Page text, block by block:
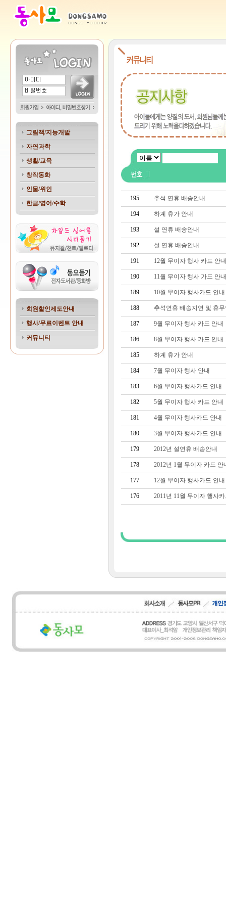
그림책/지능개발
자연과학
생활/교육
창작동화
인물/위인
한글/영어/수학
회원할인제도안내
행사/무료이벤트 안내
커뮤니티
195 추석 연휴 배송안내
194 하계 휴가 안내
193 설 연휴 배송안내
192 설 연휴 배송안내
191 12월 무이자 행사 카드 안내
190 11월 무이자 행사 가드 안내
189 10월 무이자 행사카드 안내
188 추석연휴 배송지연 및 휴
187 9월 무이자 행사 카드 안내
186 8월 무이자 행사 카드 안내
185 하계 휴가 안내
184 7월 무이자 행사 안내
183 6월 무이자 행사카드 안내
182 5월 무이자 행사 카드 안내
181 4월 무이자 행사카드 안내
180 3월 무이자 행사카드 안내
179 2012년 설연휴 배송안내
178 2012년 1월 무이자 카드 안
177 12월 무이자 행사카드 안내
176 2011년 11월 무이자 행사